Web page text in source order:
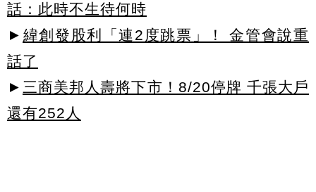
話：此時不生待何時
► 緯創發股利「連2度跳票」！ 金管會說重
話了
► 三商美邦人壽將下市！8/20停牌 千張大戶
還有252人